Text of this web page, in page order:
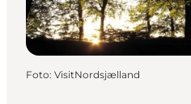
Foto: VisitNordsjælland